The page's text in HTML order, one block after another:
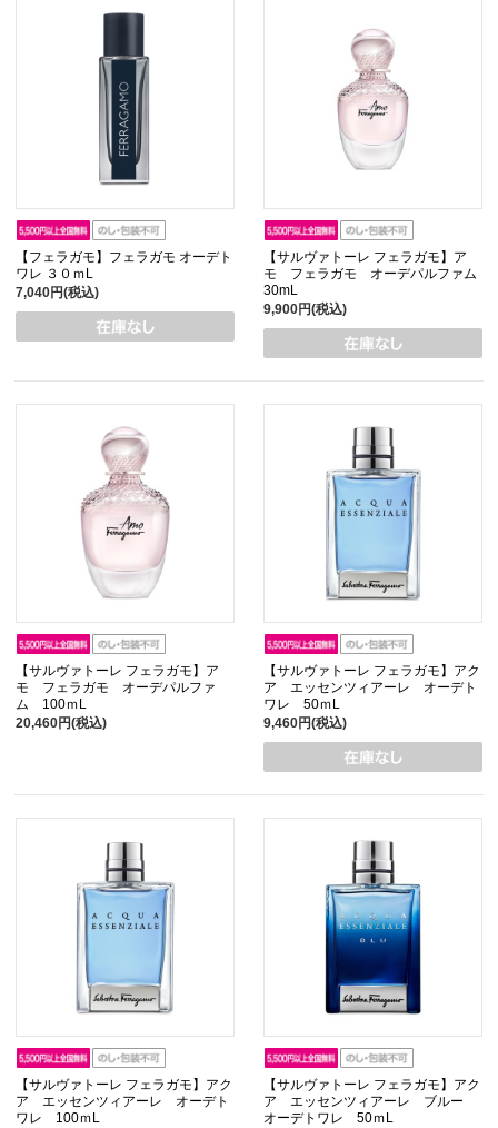
【フェラガモ】フェラガモ オーデト
ワレ ３０ｍL
7,040円(税込)
【サルヴァトーレ フェラガモ】ア
モ フェラガモ オーデパルファム
30mL
9,900円(税込)
【サルヴァトーレ フェラガモ】ア
モ フェラガモ オーデパルファ
ム 100ｍL
20,460円(税込)
【サルヴァトーレ フェラガモ】アク
ア エッセンツィアーレ オーデト
ワレ 50ｍL
9,460円(税込)
【サルヴァトーレ フェラガモ】アク
ア エッセンツィアーレ オーデト
ワレ 100ｍL
【サルヴァトーレ フェラガモ】アク
ア エッセンツィアーレ ブルー
オーデトワレ 50ｍL